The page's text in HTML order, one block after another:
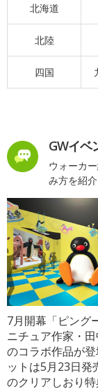
北海道
北陸
四国
GWイベ
ウォーカ
み方を紹
7月開幕「ピング
ニチュア作家・
のコラボ作品が
ットは5月23日発
のクリアしおり特